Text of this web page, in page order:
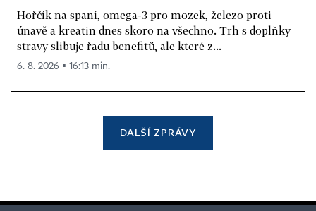
Hořčík na spaní, omega-3 pro mozek, železo proti
únavě a kreatin dnes skoro na všechno. Trh s doplňky
stravy slibuje řadu benefitů, ale které z...
6. 8. 2026 ▪ 16:13 min.
DALŠÍ ZPRÁVY